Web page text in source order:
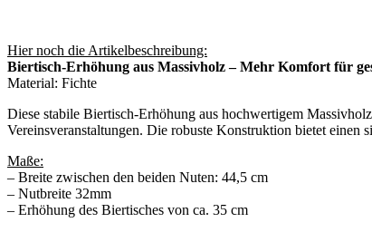
Hier noch die Artikelbeschreibung:
Biertisch-Erhöhung aus Massivholz – Mehr Komfort für
Material: Fichte
Diese stabile Biertisch-Erhöhung aus hochwertigem
Vereinsveranstaltungen. Die robuste Konstruktion bietet einen
Maße:
– Breite zwischen den beiden Nuten: 44,5 cm
– Nutbreite 32mm
– Erhöhung des Biertisches von ca. 35 cm